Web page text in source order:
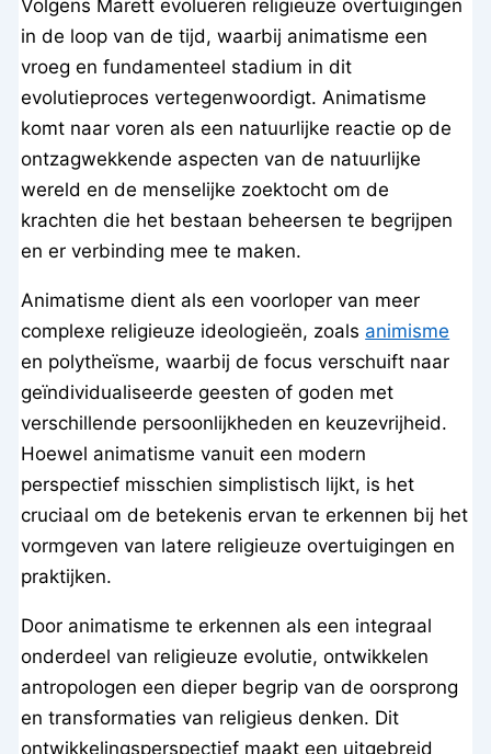
Volgens Marett evolueren religieuze overtuigingen
in de loop van de tijd, waarbij animatisme een
vroeg en fundamenteel stadium in dit
evolutieproces vertegenwoordigt. Animatisme
komt naar voren als een natuurlijke reactie op de
ontzagwekkende aspecten van de natuurlijke
wereld en de menselijke zoektocht om de
krachten die het bestaan beheersen te begrijpen
en er verbinding mee te maken.
Animatisme dient als een voorloper van meer
complexe religieuze ideologieën, zoals animisme
en polytheïsme, waarbij de focus verschuift naar
geïndividualiseerde geesten of goden met
verschillende persoonlijkheden en keuzevrijheid.
Hoewel animatisme vanuit een modern
perspectief misschien simplistisch lijkt, is het
cruciaal om de betekenis ervan te erkennen bij het
vormgeven van latere religieuze overtuigingen en
praktijken.
Door animatisme te erkennen als een integraal
onderdeel van religieuze evolutie, ontwikkelen
antropologen een dieper begrip van de oorsprong
en transformaties van religieus denken. Dit
ontwikkelingsperspectief maakt een uitgebreid